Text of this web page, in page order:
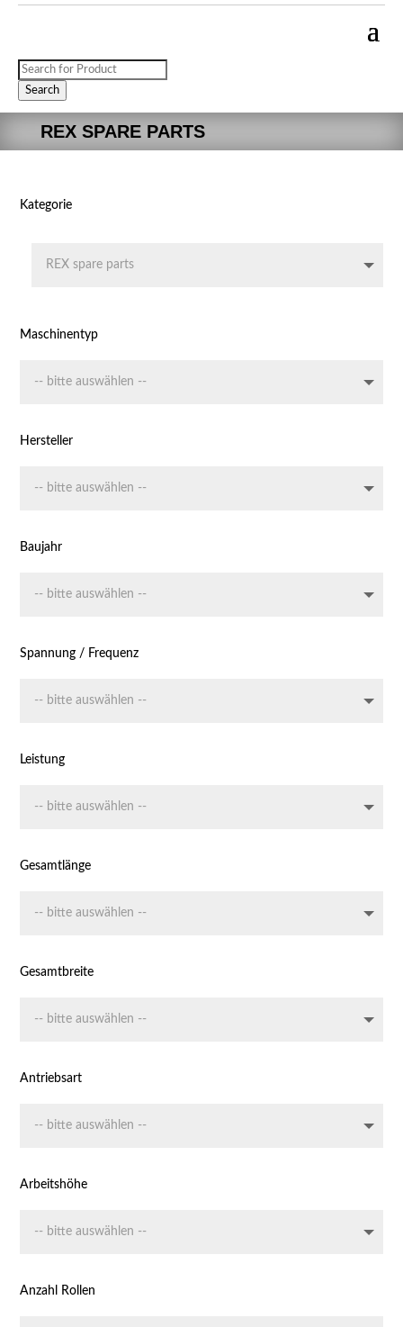
Products
search
Search
REX SPARE PARTS
Kategorie
Maschinentyp
Hersteller
Baujahr
Spannung / Frequenz
Leistung
Gesamtlänge
Gesamtbreite
Antriebsart
Arbeitshöhe
Anzahl Rollen